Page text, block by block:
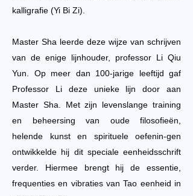
kalligrafie (Yi Bi Zi).
Master Sha leerde deze wijze van schrijven
van de enige lijnhouder, professor Li Qiu
Yun. Op meer dan 100-jarige leeftijd gaf
Professor Li deze unieke lijn door aan
Master Sha. Met zijn levenslange training
en beheersing van oude filosofieën,
helende kunst en spirituele oefenin-gen
ontwikkelde hij dit speciale eenheidsschrift
verder. Hiermee brengt hij de essentie,
frequenties en vibraties van Tao eenheid in